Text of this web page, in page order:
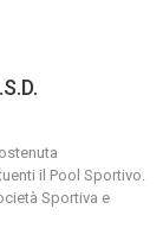
il Pool Sportivo.
Sportiva e